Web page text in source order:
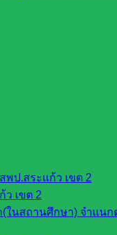
ป.สระแก้ว เขต 2
เขต 2
นสถานศึกษา) จำแนก